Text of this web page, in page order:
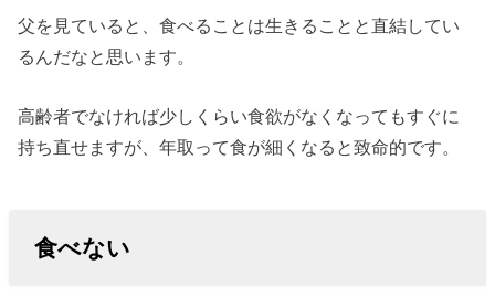
父を見ていると、食べることは生きることと直結してい
るんだなと思います。
高齢者でなければ少しくらい食欲がなくなってもすぐに
持ち直せますが、年取って食が細くなると致命的です。
食べない